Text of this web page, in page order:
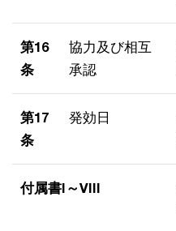
第16
条
協力及び相互
承認
第17
条
発効日
付属書I～VIII